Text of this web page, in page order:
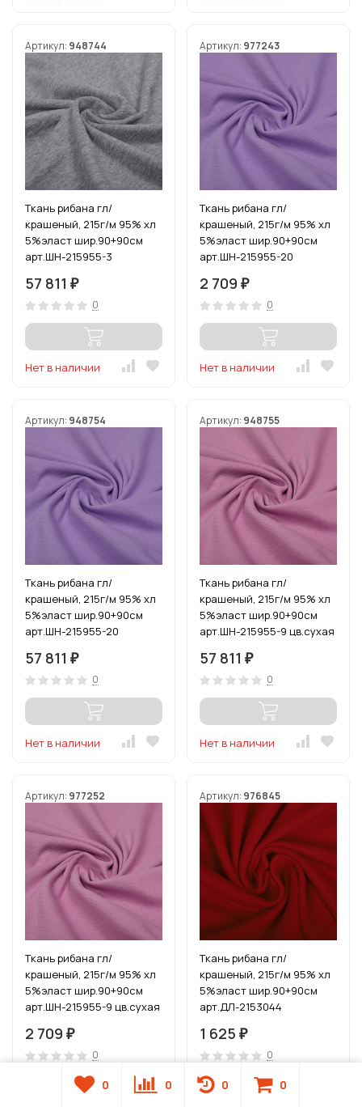
Артикул: 948744
Ткань рибана гл/
крашеный, 215г/м 95% хл
5%эласт шир.90+90см
арт.ШН-215955-3
57 811 ₽
0
Нет в наличии
Артикул: 977243
Ткань рибана гл/
крашеный, 215г/м 95% хл
5%эласт шир.90+90см
арт.ШН-215955-20
2 709 ₽
0
Нет в наличии
Артикул: 948754
Ткань рибана гл/
крашеный, 215г/м 95% хл
5%эласт шир.90+90см
арт.ШН-215955-20
57 811 ₽
0
Нет в наличии
Артикул: 948755
Ткань рибана гл/
крашеный, 215г/м 95% хл
5%эласт шир.90+90см
арт.ШН-215955-9 цв.сухая
57 811 ₽
0
Нет в наличии
Артикул: 977252
Ткань рибана гл/
крашеный, 215г/м 95% хл
5%эласт шир.90+90см
арт.ШН-215955-9 цв.сухая
2 709 ₽
0
Артикул: 976845
Ткань рибана гл/
крашеный, 215г/м 95% хл
5%эласт шир.90+90см
арт.ДЛ-2153044
(1кг-2,52м)
1 625 ₽
0
0 0 0 0